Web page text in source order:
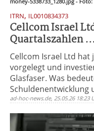
ITRN, IL0010834373
Cellcom Israel
Quartalszahlen
Cellcom Israel Ltd
vorgelegt und
Glasfaser. Was
Schuldenentwicklung
ad-hoc-news.de, 25.05.26 18:23